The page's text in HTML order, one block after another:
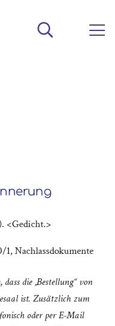
<Gedicht.>
1,Nachlassdokumente
die „Bestellung“ von
ist. Zusätzlich zum
oder per E-Mail